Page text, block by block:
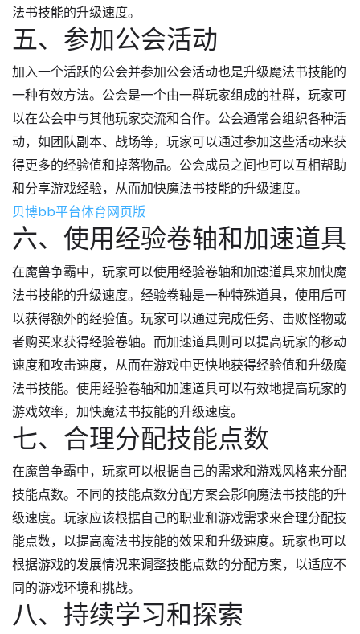
法书技能的升级速度。
五、参加公会活动
加入一个活跃的公会并参加公会活动也是升级魔法书技能的
一种有效方法。公会是一个由一群玩家组成的社群，玩家可
以在公会中与其他玩家交流和合作。公会通常会组织各种活
动，如团队副本、战场等，玩家可以通过参加这些活动来获
得更多的经验值和掉落物品。公会成员之间也可以互相帮助
和分享游戏经验，从而加快魔法书技能的升级速度。
贝博bb平台体育网页版
六、使用经验卷轴和加速道具
在魔兽争霸中，玩家可以使用经验卷轴和加速道具来加快魔
法书技能的升级速度。经验卷轴是一种特殊道具，使用后可
以获得额外的经验值。玩家可以通过完成任务、击败怪物或
者购买来获得经验卷轴。而加速道具则可以提高玩家的移动
速度和攻击速度，从而在游戏中更快地获得经验值和升级魔
法书技能。使用经验卷轴和加速道具可以有效地提高玩家的
游戏效率，加快魔法书技能的升级速度。
七、合理分配技能点数
在魔兽争霸中，玩家可以根据自己的需求和游戏风格来分配
技能点数。不同的技能点数分配方案会影响魔法书技能的升
级速度。玩家应该根据自己的职业和游戏需求来合理分配技
能点数，以提高魔法书技能的效果和升级速度。玩家也可以
根据游戏的发展情况来调整技能点数的分配方案，以适应不
同的游戏环境和挑战。
八、持续学习和探索